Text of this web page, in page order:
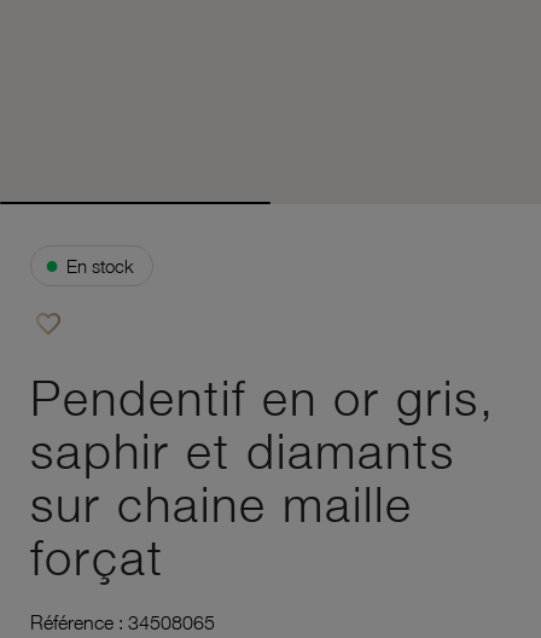
● En stock
favorite_border
Pendentif en or gris,
saphir et diamants
sur chaine maille
forçat
Référence : 34508065